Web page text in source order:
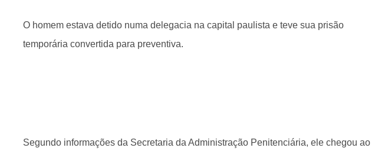
O homem estava detido numa delegacia na capital paulista e teve sua prisão
temporária convertida para preventiva.
Segundo informações da Secretaria da Administração Penitenciária, ele chegou ao